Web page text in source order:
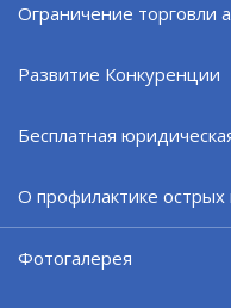
Ограничение торговли
Развитие Конкуренции
Бесплатная
О профилактике
Фотогалерея